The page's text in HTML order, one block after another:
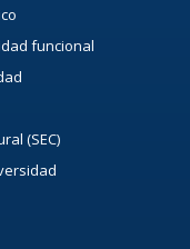
funcional
(SEC)